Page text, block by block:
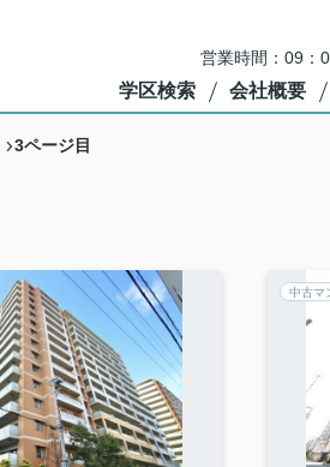
営業時間：09：
学区検索 会社概要
3ページ目
中古マ